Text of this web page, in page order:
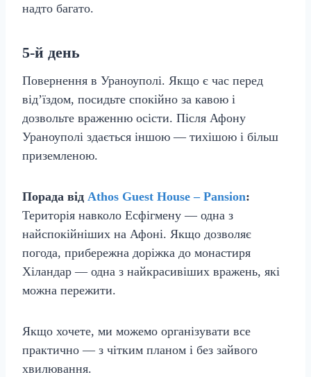
надто багато.
5-й день
Повернення в Ураноуполі. Якщо є час перед
від’їздом, посидьте спокійно за кавою і
дозвольте враженню осісти. Після Афону
Ураноуполі здається іншою — тихішою і більш
приземленою.
Порада від Athos Guest House – Pansion:
Територія навколо Есфігмену — одна з
найспокійніших на Афоні. Якщо дозволяє
погода, прибережна доріжка до монастиря
Хіландар — одна з найкрасивіших вражень, які
можна пережити.
Якщо хочете, ми можемо організувати все
практично — з чітким планом і без зайвого
хвилювання.